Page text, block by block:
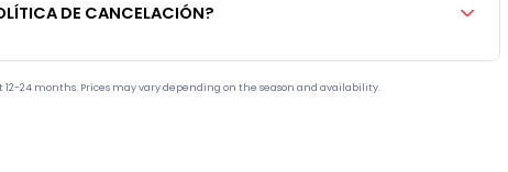
DE CANCELACIÓN?
12-24 months. Prices may vary depending on the season and availability.